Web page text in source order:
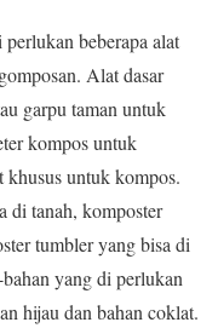
beberapa alat
Alat dasar
garpu taman untuk
kompos untuk
khusus untuk kompos.
di tanah, komposter
tumbler yang bisa di
yang di perlukan
hijau dan bahan coklat.